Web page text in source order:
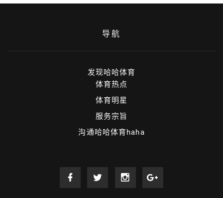
导航
发现哈哈体育
体育热点
体育明星
服务宗旨
沟通哈哈体育haha